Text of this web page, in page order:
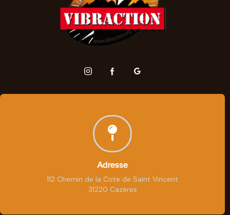
Adresse
112 Chemin de la Cote de Saint Vincent
31220 Cazères